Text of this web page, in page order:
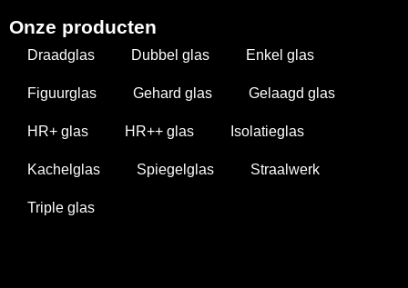
Onze producten
Draadglas Dubbel glas Enkel glas
Figuurglas Gehard glas Gelaagd glas
HR+ glas HR++ glas Isolatieglas
Kachelglas Spiegelglas Straalwerk
Triple glas